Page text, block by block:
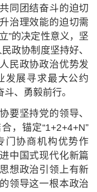
同团结奋斗的迫切
治理效能的迫切需
”的决定性意义，坚
政协制度坚持好、
民政协政治优势发
发展寻求最大公约
、勇毅前行。
坚持党的领导、
，锚定“1+2+4+N”
门协商机构优势作
中国式现代化新篇
想政治引领上有新
领导这一根本政治